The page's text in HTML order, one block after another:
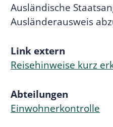
Ausländische
Ausländerausweis
Link extern
Reisehinweise kurz
Abteilungen
Einwohnerkontrolle